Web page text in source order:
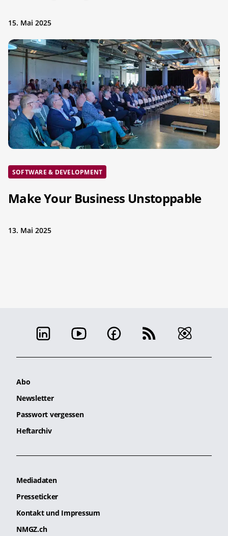
15. Mai 2025
SOFTWARE & DEVELOPMENT
Make Your Business Unstoppable
13. Mai 2025
Abo
Newsletter
Passwort vergessen
Heftarchiv
Mediadaten
Presseticker
Kontakt und Impressum
NMGZ.ch